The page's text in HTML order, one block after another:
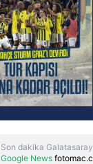
Son dakika
Google News